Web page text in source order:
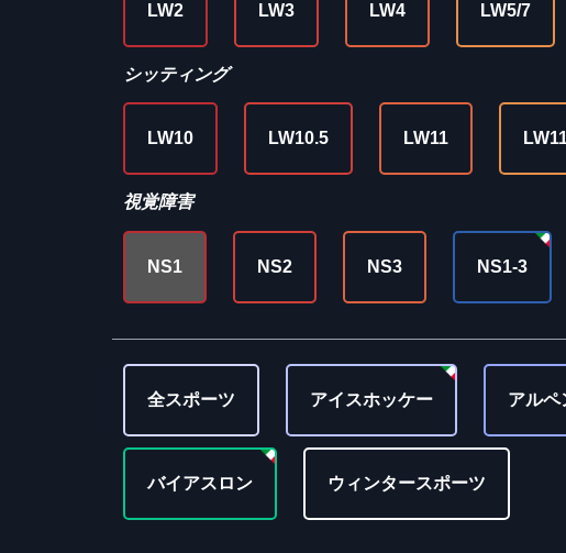
LW2 LW3 LW4 LW5/7
シッティング
LW10 LW10.5 LW11
視覚障害
NS1 NS2 NS3 NS1-3
全スポーツ アイスホッケー アルペ
バイアスロン ウィンタースポーツ